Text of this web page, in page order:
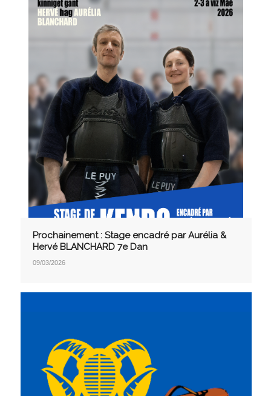
Prochainement : Stage encadré par Aurélia &
Hervé BLANCHARD 7e Dan
09/03/2026